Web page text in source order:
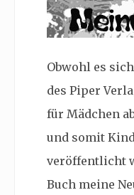
Obwohl es
des Piper
für Mädchen
und somit
veröffentlicht
Buch meine